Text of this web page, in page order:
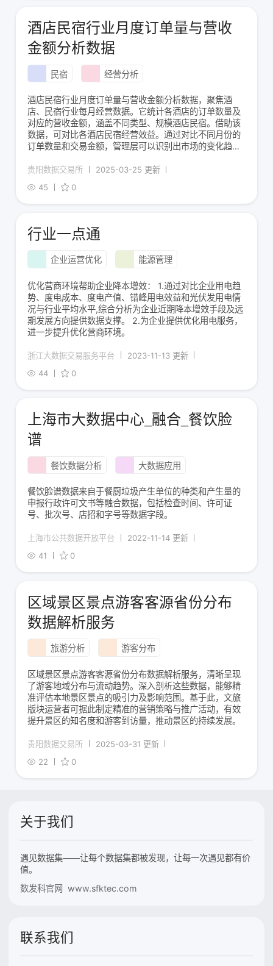
酒店民宿行业月度订单量与营收
金额分析数据
民宿 经营分析
酒店民宿行业月度订单量与营收金额分析数据，聚焦酒
店、民宿行业每月经营数据。它统计各酒店的订单数量及
对应的营收金额，涵盖不同类型、规模酒店民宿。借助该
数据，可对比各酒店民宿经营效益。通过对比不同月份的
订单数量和交易金额，管理层可以识别出市场的变化趋
的竞争力。
贵阳数据交易所
2025-03-25 更新
45
0
行业一点通
企业运营优化 能源管理
优化营商环境帮助企业降本增效： 1.通过对比企业用电趋
势、度电成本、度电产值、错峰用电效益和光伏发用电情
况与行业平均水平,综合分析为企业近期降本增效手段及远
期发展方向提供数据支撑。 2.为企业提供优化用电服务，
进一步提升优化营商环境。
浙江大数据交易服务平台
2023-11-13 更新
44
0
上海市大数据中心_融合_餐饮脸
谱
餐饮数据分析 大数据应用
餐饮脸谱数据来自于餐厨垃圾产生单位的种类和产生量的
申报行政许可文书等融合数据，包括检查时间、许可证
号、批次号、店招和字号等数据字段。
上海市公共数据开放平台
2022-11-14 更新
41
0
区域景区景点游客客源省份分布
数据解析服务
旅游分析 游客分布
区域景区景点游客客源省份分布数据解析服务，清晰呈现
了游客地域分布与流动趋势。深入剖析这些数据，能够精
准评估本地景区景点的吸引力及影响范围。基于此，文旅
版块运营者可据此制定精准的营销策略与推广活动，有效
提升景区的知名度和游客到访量，推动景区的持续发展。
贵阳数据交易所
2025-03-31 更新
22
0
关于我们
遇见数据集——让每个数据集都被发现，让每一次遇见都有价
值。
数发科官网 www.sfktec.com
联系我们